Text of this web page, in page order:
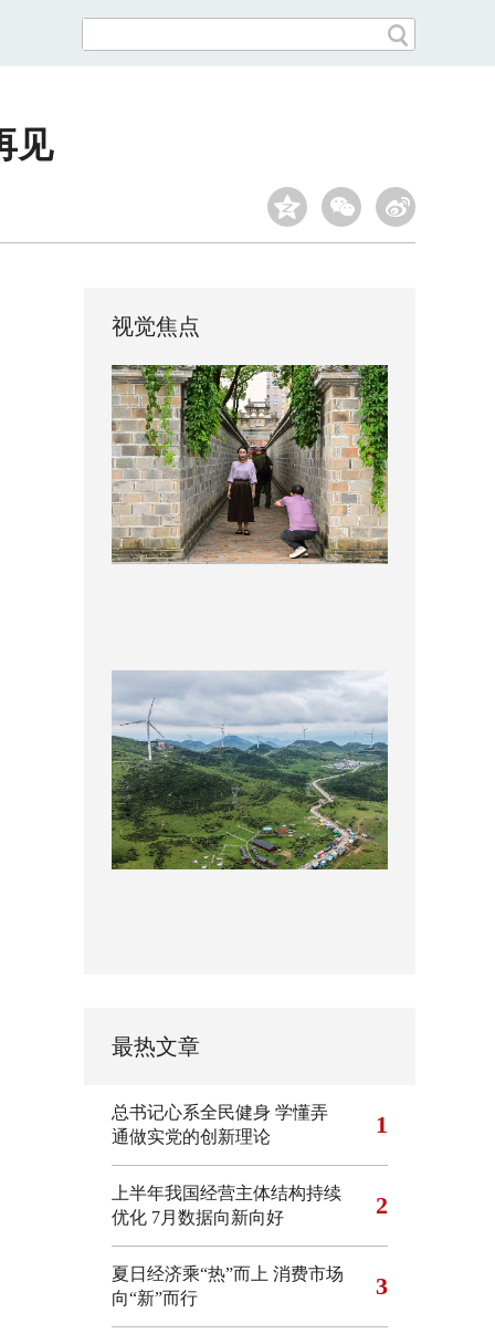
见
视觉焦点
最热文章
总书记心系全民健身 学懂弄
通做实党的创新理论
1
上半年我国经营主体结构持续
优化 7月数据向新向好 2
夏日经济乘“热”而上 消费市场
向“新”而行
3